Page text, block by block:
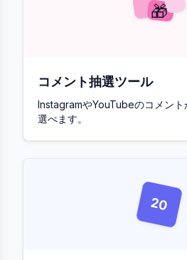
🎁
コメント抽選ツール
InstagramやYouTubeのコメント
選べます。
20